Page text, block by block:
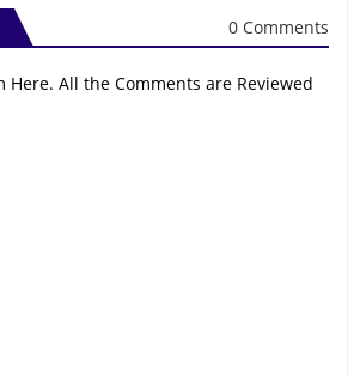
0 Comments
Here. All the Comments are Reviewed